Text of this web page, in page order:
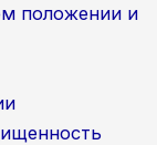
положении и